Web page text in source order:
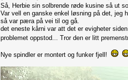
Så, Herbie sin solbrende røde kusine så ut
Var vell en ganske enkel løsning på det, jeg
så var pæra på vei til og gå.
det eneste kårni var att det er evigheter
problemet oppstod... Tror den er litt
Nye spindler er montert og funker fjell!